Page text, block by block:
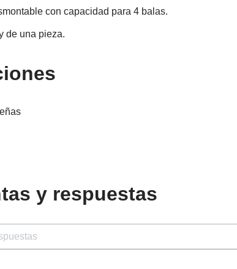
con capacidad para 4 balas.
de una pieza.
y respuestas